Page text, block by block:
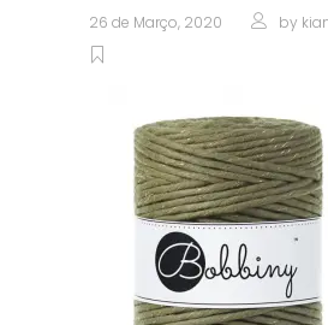
26 de Março, 2020 by